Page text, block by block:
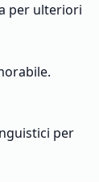
per ulteriori
per